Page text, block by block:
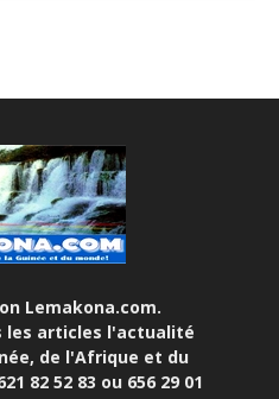
Lemakona.com.
les articles l'actualité
de l'Afrique et du
82 52 83 ou 656 29 01